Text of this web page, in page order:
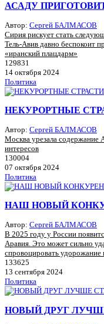
АСАДУ
Автор: Сергей БАЛМАСОВ
Сирия рискует стать
Тель-Авив давно беспокоит
«иранский плацдарм»
129831
14 октября 2024
Политика
НЕКУРОРТНЫЕ
Автор: Сергей БАЛМАСОВ
Москва урезала содержание
интересов
130004
07 октября 2024
Политика
НАШ НОВЫЙ
Автор: Сергей БАЛМАСОВ
В 2025 году у России
Аравия. Это может сильно
спровоцировать удорожание
133625
13 сентября 2024
Политика
НОВЫЙ ДРУГ